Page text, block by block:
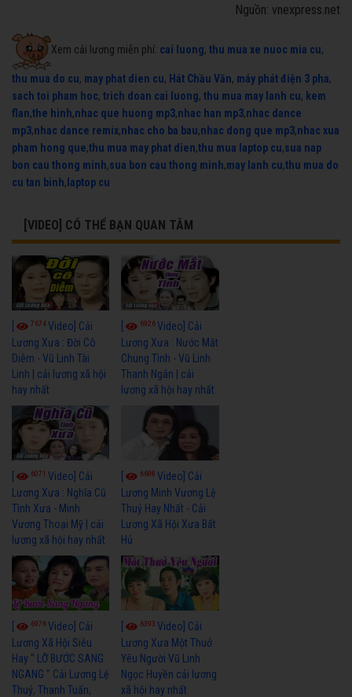
Nguồn: vnexpress.net
Xem cải lương miễn phí: cai luong, thu mua xe nuoc mia cu,
thu mua do cu, may phat dien cu, Hát Chầu Văn, máy phát điện 3 pha,
sach toi pham hoc, trich doan cai luong, thu mua may lanh cu, kem
flan,the hinh,nhac que huong mp3,nhac han mp3,nhac dance
mp3,nhac dance remix,nhac cho ba bau,nhac dong que mp3,nhac xua
pham hong que,thu mua may phat dien,thu mua laptop cu,sua nap
bon cau thong minh,sua bon cau thong minh,may lanh cu,thu mua do
cu tan binh, laptop cu
[VIDEO] CÓ THỂ BẠN QUAN TÂM
7674Video] Cải
Lương Xưa : Đời Cô
Diễm - Vũ Linh Tài
Linh | cải lương xã hội
hay nhất
6926Video] Cải
Lương Xưa : Nước Mắt
Chung Tình - Vũ Linh
Thanh Ngân | cải
lương xã hội hay nhất
6071 Video] Cải
Lương Xưa : Nghĩa Cũ
Tình Xưa - Minh
Vương Thoại Mỹ | cải
lương xã hội hay nhất
6688Video] Cải
Lương Minh Vương Lệ
Thuỷ Hay Nhất - Cải
Lương Xã Hội Xưa Bất
Hủ
6976Video] Cải
Lương Xã Hội Siêu
Hay " LỠ BƯỚC SANG
NGANG " Cải Lương Lệ
Thuỷ, Thanh Tuấn,
6393Video] Cải
Lương Xưa Một Thuở
Yêu Người Vũ Linh
Ngọc Huyền cải lương
xã hội hay nhất